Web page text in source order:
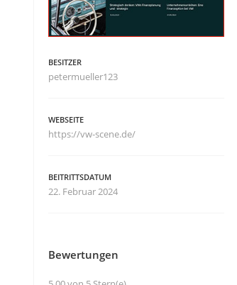
BESITZER
petermueller123
WEBSEITE
https://vw-scene.de/
BEITRITTSDATUM
22. Februar 2024
Bewertungen